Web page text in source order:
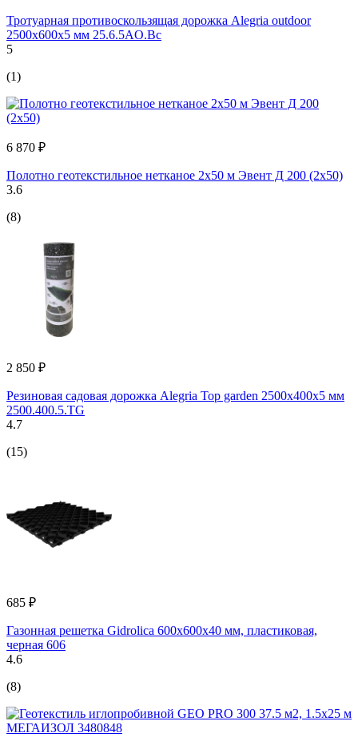
Тротуарная противоскользящая дорожка Alegria outdoor
2500x600x5 мм 25.6.5AO.Bc
5
(1)
6 870 ₽
Полотно геотекстильное нетканое 2х50 м Эвент Д 200 (2х50)
3.6
(8)
2 850 ₽
Резиновая садовая дорожка Alegria Top garden 2500x400x5 мм
2500.400.5.TG
4.7
(15)
685 ₽
Газонная решетка Gidrolica 600х600х40 мм, пластиковая,
черная 606
4.6
(8)